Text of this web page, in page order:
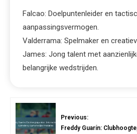
Falcao: Doelpuntenleider en
aanpassingsvermogen.
Valderrama: Spelmaker en
James: Jong talent met
belangrijke wedstrijden.
Previous:
Freddy Guarín: